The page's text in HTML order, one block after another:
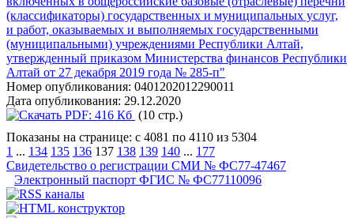
(классификаторы) государственных и муниципальных услуг,
и работ, оказываемых и выполняемых государственными
(муниципальными) учреждениями Республики Алтай,
утвержденный приказом Министерства финансов Республики
Алтай от 27 декабря 2019 года № 285-п"
Номер опубликования: 0401202012290011
Дата опубликования: 29.12.2020
PDF: 416 Кб (10 стр.)
Показаны на странице: с 4081 по 4110 из 5304
1 ... 134 135 136 137 138 139 140 ... 177
Свидетельство о регистрации СМИ № ФС77-47467
Электронный паспорт ФГИС № ФС77110096